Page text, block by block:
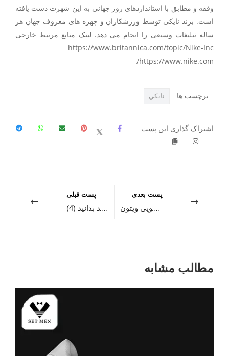
وقفه و مطابق با استانداردهای روز جهانی به این شهرت دست یافته
است. برند نایکی توسط ورزشکاران و چهره های معروف جهان هر
ساله تبلیغات وسیعی را انجام می دهد. لینک منابع مرتبط خارجی
https://www.britannica.com/topic/Nike-Inc
https://www.nike.com/
برچسب ها : نايکي
اشتراک گذاری این پست :
پست قبلی
هر آنچه در مورد کت اسپرت مردانه باید بدانید (4)
پست بعدی
آشنایی با برند لوکس لویی ویتون (Louis Vuitton)
مطالب مشابه